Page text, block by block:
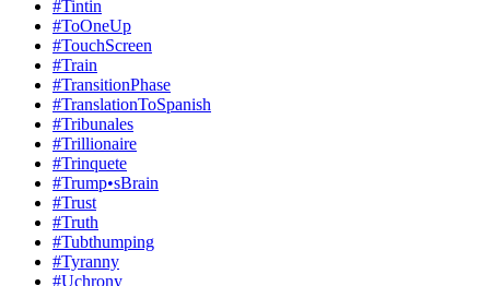
#Tintin
#ToOneUp
#TouchScreen
#Train
#TransitionPhase
#TranslationToSpanish
#Tribunales
#Trillionaire
#Trinquete
#Trump•sBrain
#Trust
#Truth
#Tubthumping
#Tyranny
#Uchrony